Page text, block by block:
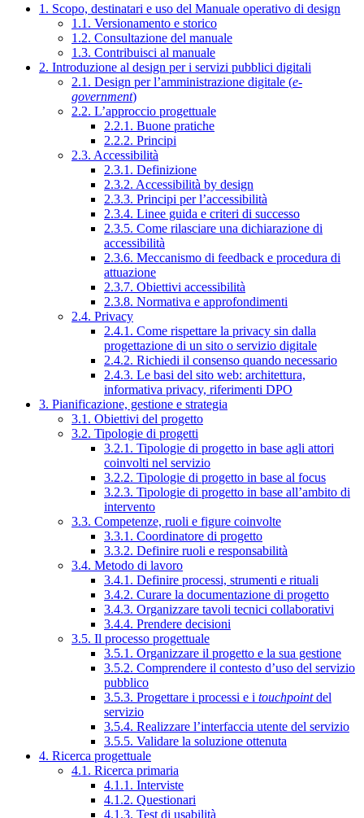
1. Scopo, destinatari e uso del Manuale operativo di design
1.1. Versionamento e storico
1.2. Consultazione del manuale
1.3. Contribuisci al manuale
2. Introduzione al design per i servizi pubblici digitali
2.1. Design per l’amministrazione digitale (e-
government)
2.2. L’approccio progettuale
2.2.1. Buone pratiche
2.2.2. Principi
2.3. Accessibilità
2.3.1. Definizione
2.3.2. Accessibilità by design
2.3.3. Principi per l’accessibilità
2.3.4. Linee guida e criteri di successo
2.3.5. Come rilasciare una dichiarazione di
accessibilità
2.3.6. Meccanismo di feedback e procedura di
attuazione
2.3.7. Obiettivi accessibilità
2.3.8. Normativa e approfondimenti
2.4. Privacy
2.4.1. Come rispettare la privacy sin dalla
progettazione di un sito o servizio digitale
2.4.2. Richiedi il consenso quando necessario
2.4.3. Le basi del sito web: architettura,
informativa privacy, riferimenti DPO
3. Pianificazione, gestione e strategia
3.1. Obiettivi del progetto
3.2. Tipologie di progetti
3.2.1. Tipologie di progetto in base agli attori
coinvolti nel servizio
3.2.2. Tipologie di progetto in base al focus
3.2.3. Tipologie di progetto in base all’ambito di
intervento
3.3. Competenze, ruoli e figure coinvolte
3.3.1. Coordinatore di progetto
3.3.2. Definire ruoli e responsabilità
3.4. Metodo di lavoro
3.4.1. Definire processi, strumenti e rituali
3.4.2. Curare la documentazione di progetto
3.4.3. Organizzare tavoli tecnici collaborativi
3.4.4. Prendere decisioni
3.5. Il processo progettuale
3.5.1. Organizzare il progetto e la sua gestione
3.5.2. Comprendere il contesto d’uso del servizio
pubblico
3.5.3. Progettare i processi e i touchpointdel
servizio
3.5.4. Realizzare l’interfaccia utente del servizio
3.5.5. Validare la soluzione ottenuta
4. Ricerca progettuale
4.1. Ricerca primaria
4.1.1. Interviste
4.1.2. Questionari
4.1.3. Test di usabilità